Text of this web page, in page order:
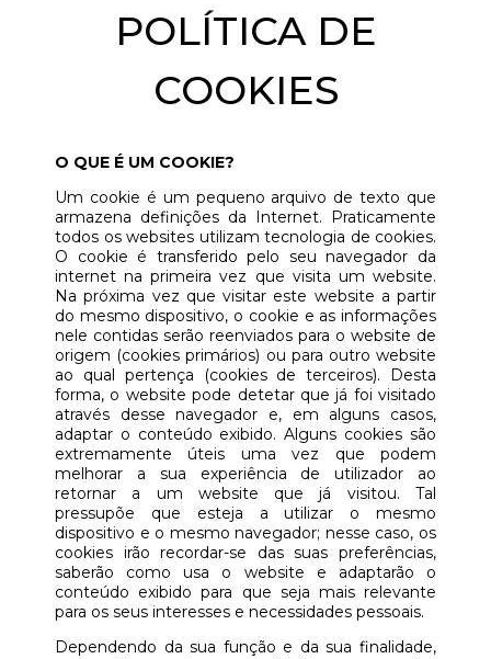
POLÍTICA DE
COOKIES
O QUE É UM COOKIE?
Um cookie é um pequeno arquivo de texto que
armazena definições da Internet. Praticamente
todos os websites utilizam tecnologia de cookies.
O cookie é transferido pelo seu navegador da
internet na primeira vez que visita um website.
Na próxima vez que visitar este website a partir
do mesmo dispositivo, o cookie e as informações
nele contidas serão reenviados para o website de
origem (cookies primários) ou para outro website
ao qual pertença (cookies de terceiros). Desta
forma, o website pode detetar que já foi visitado
através desse navegador e, em alguns casos,
adaptar o conteúdo exibido. Alguns cookies são
extremamente úteis uma vez que podem
melhorar a sua experiência de utilizador ao
retornar a um website que já visitou. Tal
pressupõe que esteja a utilizar o mesmo
dispositivo e o mesmo navegador; nesse caso, os
cookies irão recordar-se das suas preferências,
saberão como usa o website e adaptarão o
conteúdo exibido para que seja mais relevante
para os seus interesses e necessidades pessoais.
Dependendo da sua função e da sua finalidade,